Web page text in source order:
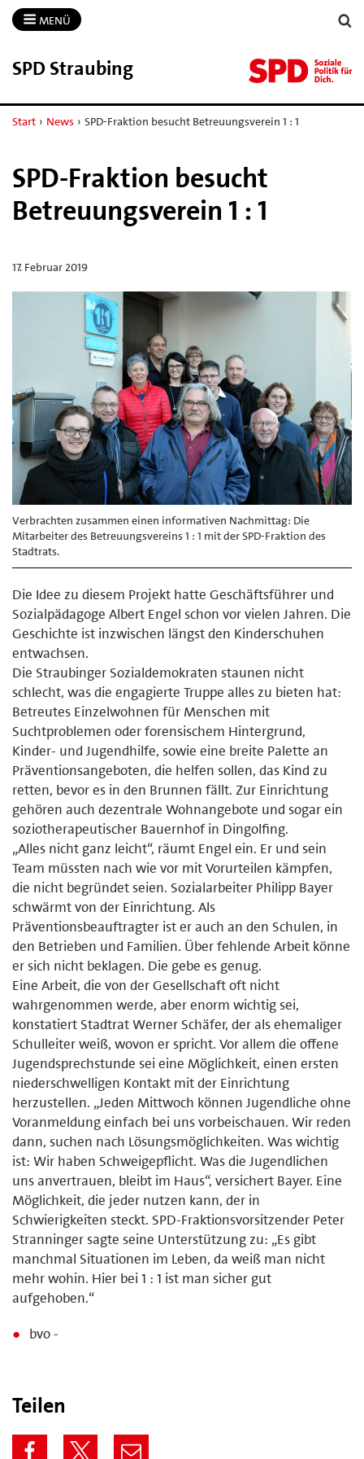
MENÜ
SPD Straubing
Start › News › SPD-Fraktion besucht Betreuungsverein 1 : 1
SPD-Fraktion besucht
Betreuungsverein 1 : 1
17. Februar 2019
Verbrachten zusammen einen informativen Nachmittag: Die
Mitarbeiter des Betreuungsvereins 1 : 1 mit der SPD-Fraktion des
Stadtrats.
Die Idee zu diesem Projekt hatte Geschäftsführer und
Sozialpädagoge Albert Engel schon vor vielen Jahren. Die
Geschichte ist inzwischen längst den Kinderschuhen
entwachsen.
Die Straubinger Sozialdemokraten staunen nicht
schlecht, was die engagierte Truppe alles zu bieten hat:
Betreutes Einzelwohnen für Menschen mit
Suchtproblemen oder forensischem Hintergrund,
Kinder- und Jugendhilfe, sowie eine breite Palette an
Präventionsangeboten, die helfen sollen, das Kind zu
retten, bevor es in den Brunnen fällt. Zur Einrichtung
gehören auch dezentrale Wohnangebote und sogar ein
soziotherapeutischer Bauernhof in Dingolfing.
„Alles nicht ganz leicht“, räumt Engel ein. Er und sein
Team müssten nach wie vor mit Vorurteilen kämpfen,
die nicht begründet seien. Sozialarbeiter Philipp Bayer
schwärmt von der Einrichtung. Als
Präventionsbeauftragter ist er auch an den Schulen, in
den Betrieben und Familien. Über fehlende Arbeit könne
er sich nicht beklagen. Die gebe es genug.
Eine Arbeit, die von der Gesellschaft oft nicht
wahrgenommen werde, aber enorm wichtig sei,
konstatiert Stadtrat Werner Schäfer, der als ehemaliger
Schulleiter weiß, wovon er spricht. Vor allem die offene
Jugendsprechstunde sei eine Möglichkeit, einen ersten
niederschwelligen Kontakt mit der Einrichtung
herzustellen. „Jeden Mittwoch können Jugendliche ohne
Voranmeldung einfach bei uns vorbeischauen. Wir reden
dann, suchen nach Lösungsmöglichkeiten. Was wichtig
ist: Wir haben Schweigepflicht. Was die Jugendlichen
uns anvertrauen, bleibt im Haus“, versichert Bayer. Eine
Möglichkeit, die jeder nutzen kann, der in
Schwierigkeiten steckt. SPD-Fraktionsvorsitzender Peter
Stranninger sagte seine Unterstützung zu: „Es gibt
manchmal Situationen im Leben, da weiß man nicht
mehr wohin. Hier bei 1 : 1 ist man sicher gut
aufgehoben.“
bvo -
Teilen